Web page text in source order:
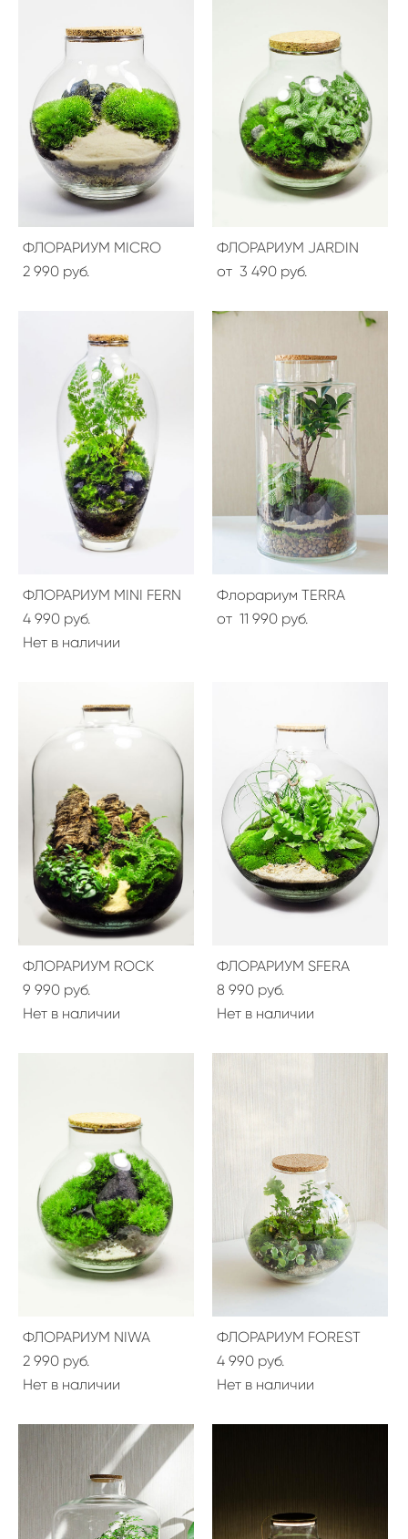
ФЛОРАРИУМ MICRO
2 990 pуб.
ФЛОРАРИУМ JARDIN
от 3 490 pуб.
ФЛОРАРИУМ MINI FERN
4 990 pуб.
Нет в наличии
Флорариум TERRA
от 11 990 pуб.
ФЛОРАРИУМ ROCK
9 990 pуб.
Нет в наличии
ФЛОРАРИУМ SFERA
8 990 pуб.
Нет в наличии
ФЛОРАРИУМ NIWA
2 990 pуб.
Нет в наличии
ФЛОРАРИУМ FOREST
4 990 pуб.
Нет в наличии